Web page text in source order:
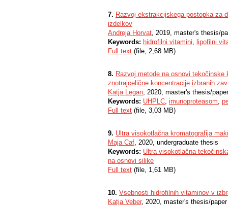
7. Razvoj ekstrakcijskega postopka za
izdelkov
Andreja Horvat, 2019, master's thesis/
Keywords: hidrofilni vitamini, lipofilni
Full text (file, 2,68 MB)
8. Razvoj metode na osnovi
znotrajcelične koncentracije izbranih
Katja Legan, 2020, master's thesis/paper
Keywords: UHPLC, imunoproteasom,
Full text (file, 3,03 MB)
9. Ultra visokotlačna kromatografija
Maja Caf, 2020, undergraduate thesis
Keywords: Ultra visokotlačna
na osnovi silike
Full text (file, 1,61 MB)
10. Vsebnosti hidrofilnih vitaminov v
Katja Veber, 2020, master's thesis/paper